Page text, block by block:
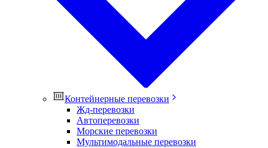
Контейнерные перевозки
Жд-перевозки
Автоперевозки
Морские перевозки
Мультимодальные перевозки